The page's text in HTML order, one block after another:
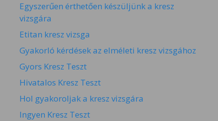
Egyszerűen érthetően készüljünk a kresz
vizsgára
Etitan kresz vizsga
Gyakorló kérdések az elméleti kresz vizsgához
Gyors Kresz Teszt
Hivatalos Kresz Teszt
Hol gyakoroljak a kresz vizsgára
Ingyen Kresz Teszt